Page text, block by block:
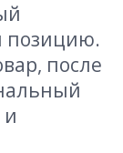
позицию.
после
и